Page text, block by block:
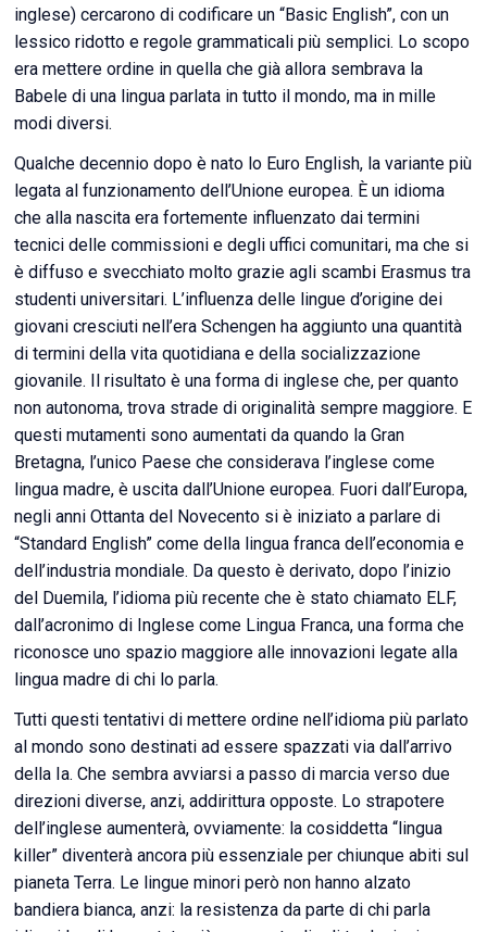
inglese) cercarono di codificare un “Basic English”, con un
lessico ridotto e regole grammaticali più semplici. Lo scopo
era mettere ordine in quella che già allora sembrava la
Babele di una lingua parlata in tutto il mondo, ma in mille
modi diversi.
Qualche decennio dopo è nato lo Euro English, la variante più
legata al funzionamento dell’Unione europea. È un idioma
che alla nascita era fortemente influenzato dai termini
tecnici delle commissioni e degli uffici comunitari, ma che si
è diffuso e svecchiato molto grazie agli scambi Erasmus tra
studenti universitari. L’influenza delle lingue d’origine dei
giovani cresciuti nell’era Schengen ha aggiunto una quantità
di termini della vita quotidiana e della socializzazione
giovanile. Il risultato è una forma di inglese che, per quanto
non autonoma, trova strade di originalità sempre maggiore. E
questi mutamenti sono aumentati da quando la Gran
Bretagna, l’unico Paese che considerava l’inglese come
lingua madre, è uscita dall’Unione europea. Fuori dall’Europa,
negli anni Ottanta del Novecento si è iniziato a parlare di
“Standard English” come della lingua franca dell’economia e
dell’industria mondiale. Da questo è derivato, dopo l’inizio
del Duemila, l’idioma più recente che è stato chiamato ELF,
dall’acronimo di Inglese come Lingua Franca, una forma che
riconosce uno spazio maggiore alle innovazioni legate alla
lingua madre di chi lo parla.
Tutti questi tentativi di mettere ordine nell’idioma più parlato
al mondo sono destinati ad essere spazzati via dall’arrivo
della Ia. Che sembra avviarsi a passo di marcia verso due
direzioni diverse, anzi, addirittura opposte. Lo strapotere
dell’inglese aumenterà, ovviamente: la cosiddetta “lingua
killer” diventerà ancora più essenziale per chiunque abiti sul
pianeta Terra. Le lingue minori però non hanno alzato
bandiera bianca, anzi: la resistenza da parte di chi parla